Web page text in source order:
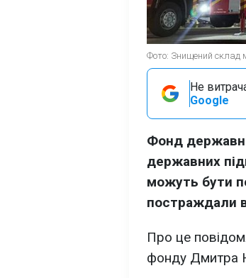
Фото: Знищений склад
Не
Google
Фонд
державних
можуть бути
постраждали
Про це
фонду Дмитра